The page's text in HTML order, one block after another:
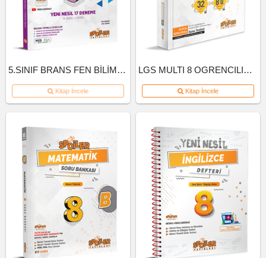
5.SINIF BRANS FEN BİLİMLERİ DENEME
Kitap İncele
LGS MULTI 8 OGRENCILIK KUTU INGILIZCE
Kitap İncele